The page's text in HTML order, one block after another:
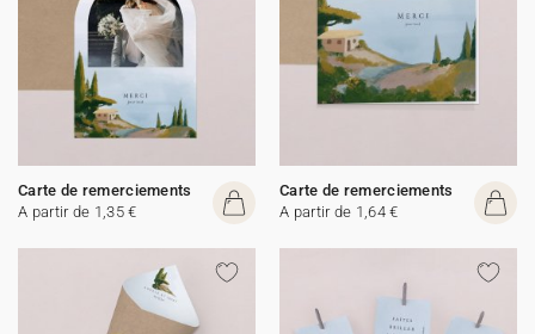
Carte de remerciements
A partir de 1,35 €
Carte de remerciements
A partir de 1,64 €